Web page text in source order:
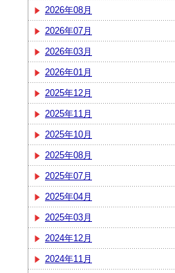
2026年08月
2026年07月
2026年03月
2026年01月
2025年12月
2025年11月
2025年10月
2025年08月
2025年07月
2025年04月
2025年03月
2024年12月
2024年11月